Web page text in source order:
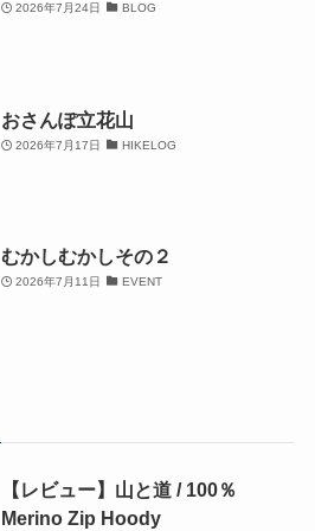
2026年7月24日 BLOG
おさんぽ立花山
2026年7月17日 HIKELOG
むかしむかしその２
2026年7月11日 EVENT
【レビュー】山と道 / 100％
Merino Zip Hoody